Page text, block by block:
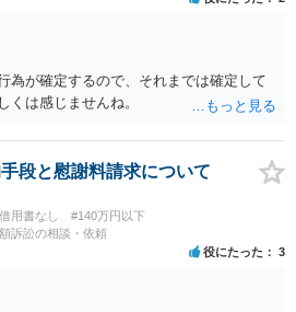
う判断に傾くことになると思います。 例
定である場合、交際を解消した2人が当日
たいという心理が働くことも無理からぬ
がエリア指定のアリーナ席であれば隣り
れませんし、そのチケットが入手困難で
れば、判断は変わってくるかもしれませ
転売防止法に規定する特定興行入場券に
されている場合には、チケット引渡し以
でしょう。 このように、本件の紛争は、
かなか難しい問題なので、弁護士によっ
せん。
為が確定するので、それまでは確定して
くは感じませんね。
段と慰謝料請求について
用書なし
#140万円以下
訴訟の相談・依頼
役にたった 3